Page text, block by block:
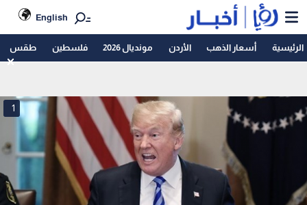
English
الرئيسية أسعار الذهب الأردن مونديال 2026 فلسطين طقس
1